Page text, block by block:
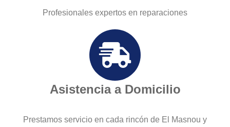
Profesionales expertos en reparaciones
Asistencia a Domicilio
Prestamos servicio en cada rincón de El Masnou y